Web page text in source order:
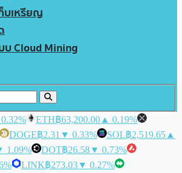
บเหรียญ
บ Cloud Mining
ETH฿63,200.00 ▲ 0.19%
DOGE฿2.31 ▼ 0.33% SOL฿2,519.65 ▲
1.09% DOT฿26.58▼ 0.73%
LINK฿273.03▼ 0.27%